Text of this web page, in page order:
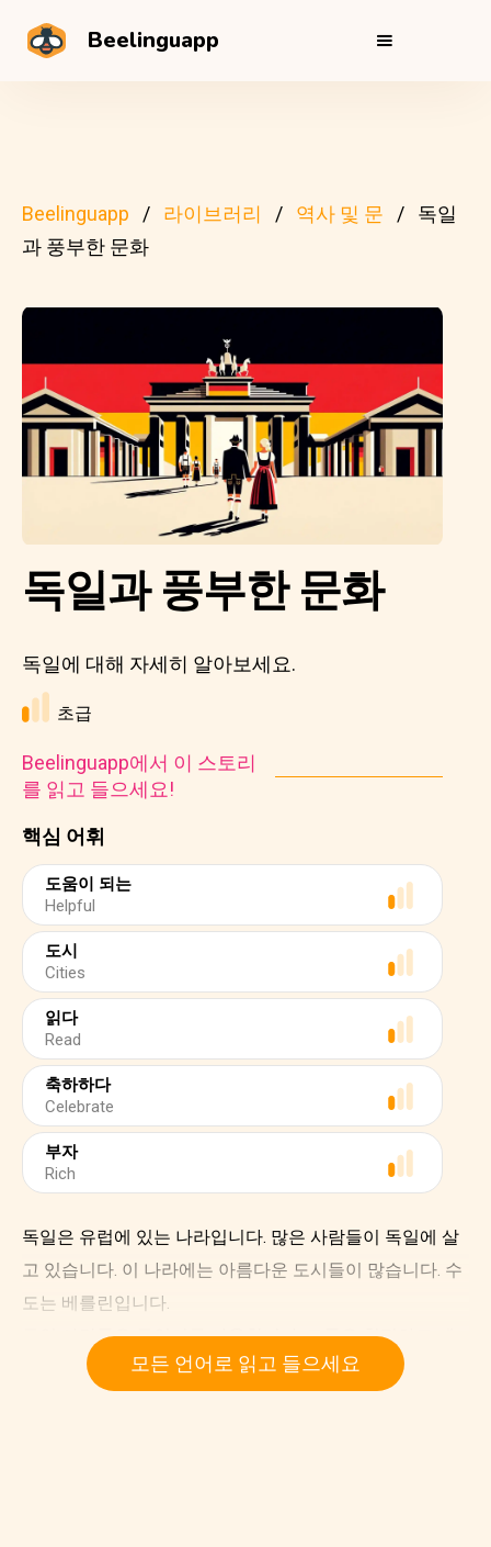
Beelinguapp
Beelinguapp 라이브러리 역사 및 문
독일
과 풍부한 문화
핵심 어휘
도움이 되는
Helpful
도시
Cities
읽다
Read
축하하다
Celebrate
부자
Rich
독일과 풍부한 문화
독일에 대해 자세히 알아보세요.
초급
Beelinguapp에서 이 스토리
를 읽고 들으세요!
독일은 유럽에 있는 나라입니다. 많은 사람들이 독일에 살
고 있습니다. 이 나라에는 아름다운 도시들이 많습니다. 수
도는 베를린입니다.
독일 사람들은 독일어를 사용합니다. 그들은 친절하고 계
속해서 도움을 줍니다.모든 언어로 읽고 들으세요